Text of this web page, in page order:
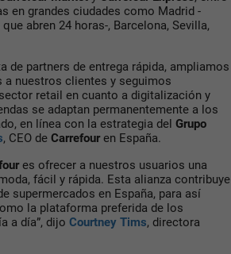
en grandes ciudades como Madrid -
abren 24 horas-, Barcelona, Sevilla,
de partners de entrega rápida, ampliamos
nuestros clientes y seguimos
retail en cuanto a digitalización y
se adaptan permanentemente a los
en línea con la estrategia del Grupo
, CEO de Carrefouren España.
es ofrecer a nuestros usuarios una
fácil y rápida. Esta alianza contribuye
supermercados en España, para así
la plataforma preferida de los
a día”, dijo Courtney Tims, directora